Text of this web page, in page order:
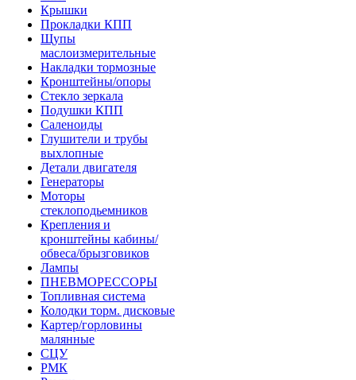
Крышки
Прокладки КПП
Щупы
маслоизмерительные
Накладки тормозные
Кронштейны/опоры
Стекло зеркала
Подушки КПП
Саленоиды
Глушители и трубы
выхлопные
Детали двигателя
Генераторы
Моторы
стеклоподьемников
Крепления и
кронштейны кабины/
обвеса/брызговиков
Лампы
ПНЕВМОРЕССОРЫ
Топливная система
Колодки торм. дисковые
Картер/горловины
малянные
СЦУ
РМК